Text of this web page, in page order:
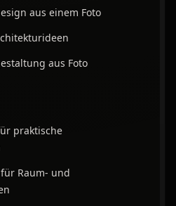
aus einem Foto
aus Foto
praktische
Raum- und